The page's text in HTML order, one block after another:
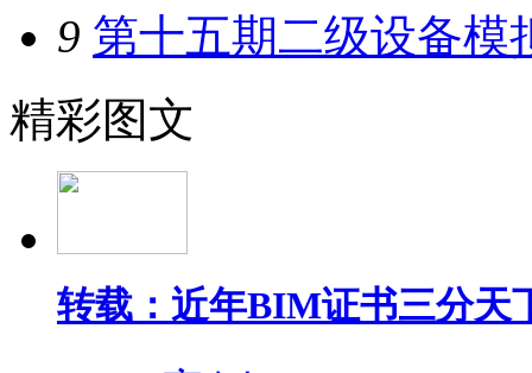
9 第十五期二级设备模
精彩图文
转载：近年BIM证书三分天